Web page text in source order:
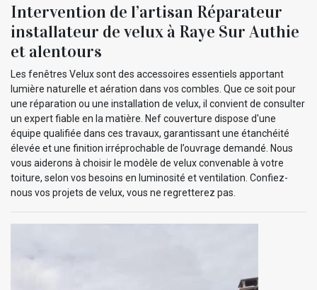
Intervention de l’artisan Réparateur
installateur de velux à Raye Sur Authie
et alentours
Les fenêtres Velux sont des accessoires essentiels apportant
lumière naturelle et aération dans vos combles. Que ce soit pour
une réparation ou une installation de velux, il convient de consulter
un expert fiable en la matière. Nef couverture dispose d'une
équipe qualifiée dans ces travaux, garantissant une étanchéité
élevée et une finition irréprochable de l’ouvrage demandé. Nous
vous aiderons à choisir le modèle de velux convenable à votre
toiture, selon vos besoins en luminosité et ventilation. Confiez-
nous vos projets de velux, vous ne regretterez pas.